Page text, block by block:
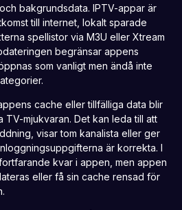
bakgrundsdata. IPTV-appar är
till internet, lokalt sparade
spellistor via M3U eller Xtream
begränsar appens
som vanligt men ändå inte
cache eller tillfälliga data blir
TV-mjukvaran. Det kan leda till att
visar tom kanalista eller ger
är korrekta. I
kvar i appen, men appen
eller få sin cache rensad för